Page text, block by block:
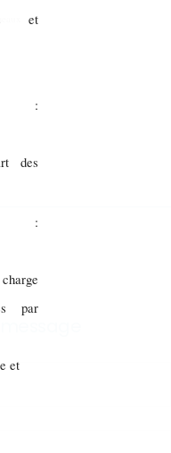
et
des
par
et